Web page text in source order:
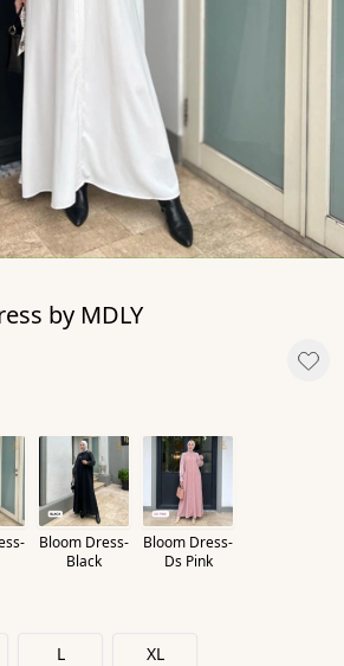
by MDLY
Bloom Dress-
Black
Bloom Dress-
Ds Pink
L XL